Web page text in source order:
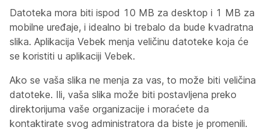
Datoteka mora biti ispod 10 MB za desktop i 1 MB za
mobilne uređaje, i idealno bi trebalo da bude kvadratna
slika. Aplikacija Vebek menja veličinu datoteke koja će
se koristiti u aplikaciji Vebek.
Ako se vaša slika ne menja za vas, to može biti veličina
datoteke. Ili, vaša slika može biti postavljena preko
direktorijuma vaše organizacije i moraćete da
kontaktirate svog administratora da biste je promenili.